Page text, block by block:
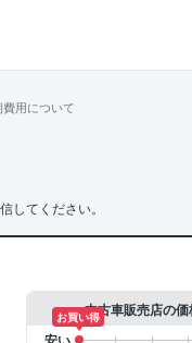
費用について
してください。
中古車販売店の
お買い得